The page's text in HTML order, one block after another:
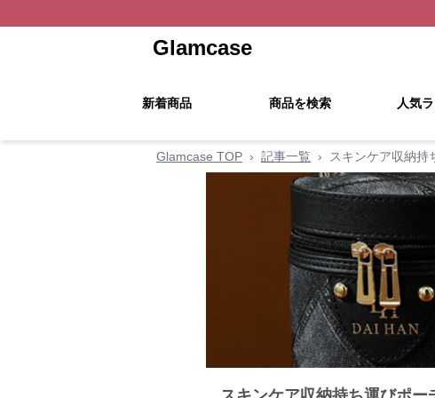
Glamcase
新着商品 商品を検索 人気
Glamcase TOP › 記事一覧 › スキンケア収納持